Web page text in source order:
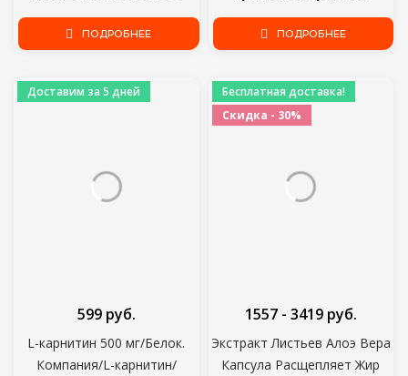
тонуса и наращивания
мышечной массы,
ПОДРОБНЕЕ
дисфункции как раскрытие,
преждевременное
импотентность,новый
продукт
ПОДРОБНЕЕ
Доставим за 5 дней
L-карнитин 500 мг/Белок.
Компания/L-карнитин/
599 руб.
Бесплатная доставка!
Скидка - 30%
Экстракт Листьев Алоэ Вера
Капсула Расщепляет Жир
1557 - 3419 руб.